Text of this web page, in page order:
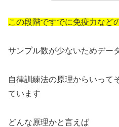
この段階ですでに免疫力など
サンプル数が少ないためデー
自律訓練法の原理からいって
ています
どんな原理かと言えば